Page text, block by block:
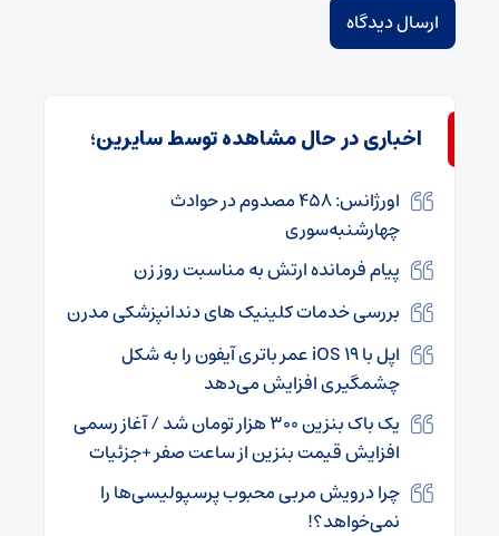
اخباری در حال مشاهده توسط سایرین؛
اورژانس: ۴۵۸ مصدوم در حوادث
چهارشنبه‌سوری
پیام فرمانده ارتش به مناسبت روز زن
بررسی خدمات کلینیک‌ های دندانپزشکی مدرن
اپل با iOS ۱۹ عمر باتری آیفون را به شکل
چشمگیری افزایش می‌دهد
یک باک بنزین ۳۰۰ هزار تومان شد / آغاز رسمی
افزایش قیمت بنزین از ساعت صفر +جزئیات
چرا درویش مربی محبوب پرسپولیسی‌ها را
نمی‌خواهد؟!